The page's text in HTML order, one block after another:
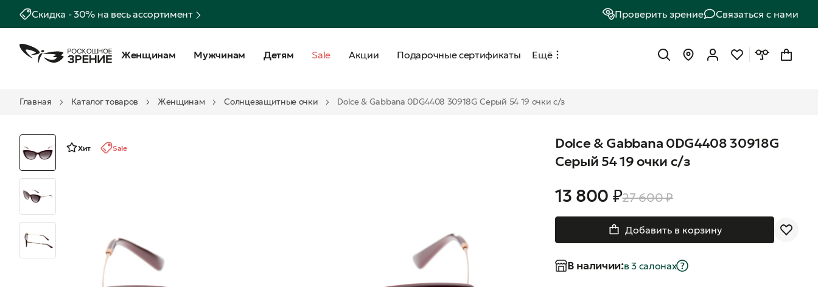
Скидка - 30% на весь ассортимент Проверить зрение Связаться с нами
Женщинам Мужчинам Детям Sale Акции Подарочные сертификаты Ещё
Главная Каталог товаров Женщинам Солнцезащитные очки Dolce & Gabbana 0DG4408 30918G Серый 54 19 очки с/з
Хит Sale
Dolce & Gabbana 0DG4408 30918G
Серый 54 19 очки с/з
13 800 ₽27 600 ₽
Добавить в корзину
В наличии:в 3 салонах